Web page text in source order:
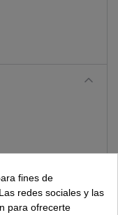
fines de
redes sociales y las
para ofrecerte